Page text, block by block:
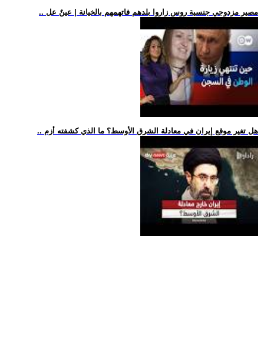
.. مصير مزدوجي جنسية روس زاروا بلدهم فاتهمهم بالخيانة | عينٌ عل
.. هل تغير موقع إيران في معادلة الشرق الأوسط؟ ما الذي كشفته أزم